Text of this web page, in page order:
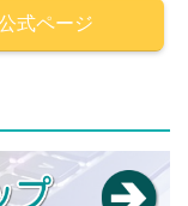
式ページ